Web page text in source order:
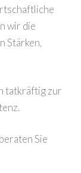
wir die
Stärken,
tatkräftig zur
Sie